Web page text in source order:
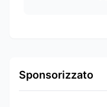
Sponsorizzato